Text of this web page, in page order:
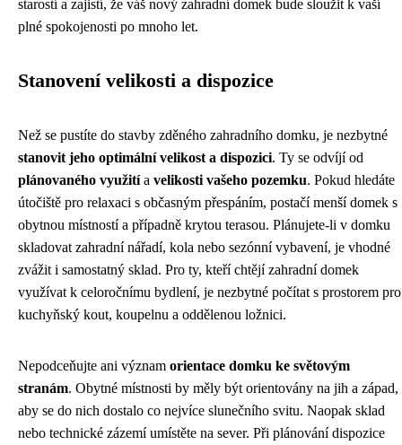
starostí a zajistí, že váš nový zahradní domek bude sloužit k vaší
plné spokojenosti po mnoho let.
Stanovení velikosti a dispozice
Než se pustíte do stavby zděného zahradního domku, je nezbytné
stanovit jeho optimální velikost a dispozici. Ty se odvíjí od
plánovaného využitía velikosti vašeho pozemku. Pokud hledáte
útočiště pro relaxaci s občasným přespáním, postačí menší domek s
obytnou místností a případně krytou terasou. Plánujete-li v domku
skladovat zahradní nářadí, kola nebo sezónní vybavení, je vhodné
zvážit i samostatný sklad. Pro ty, kteří chtějí zahradní domek
využívat k celoročnímu bydlení, je nezbytné počítat s prostorem pro
kuchyňský kout, koupelnu a oddělenou ložnici.
Nepodceňujte ani význam orientace domku ke světovým
stranám. Obytné místnosti by měly být orientovány na jih a západ,
aby se do nich dostalo co nejvíce slunečního svitu. Naopak sklad
nebo technické zázemí umístěte na sever. Při plánování dispozice